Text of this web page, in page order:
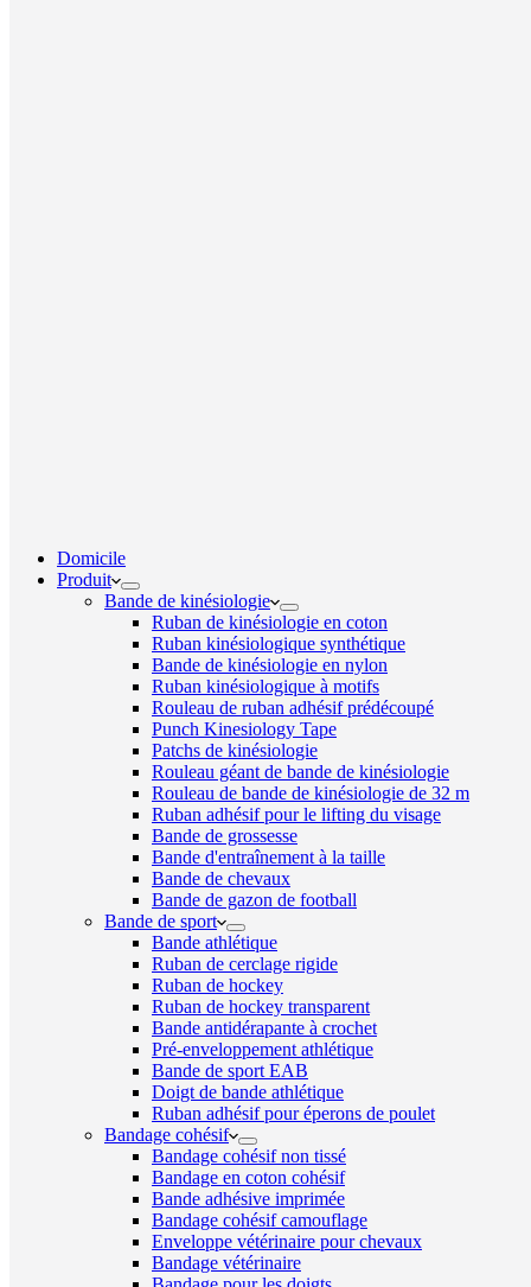
Domicile
Produit
Bande de kinésiologie
Ruban de kinésiologie en coton
Ruban kinésiologique synthétique
Bande de kinésiologie en nylon
Ruban kinésiologique à motifs
Rouleau de ruban adhésif prédécoupé
Punch Kinesiology Tape
Patchs de kinésiologie
Rouleau géant de bande de kinésiologie
Rouleau de bande de kinésiologie de 32 m
Ruban adhésif pour le lifting du visage
Bande de grossesse
Bande d'entraînement à la taille
Bande de chevaux
Bande de gazon de football
Bande de sport
Bande athlétique
Ruban de cerclage rigide
Ruban de hockey
Ruban de hockey transparent
Bande antidérapante à crochet
Pré-enveloppement athlétique
Bande de sport EAB
Doigt de bande athlétique
Ruban adhésif pour éperons de poulet
Bandage cohésif
Bandage cohésif non tissé
Bandage en coton cohésif
Bande adhésive imprimée
Bandage cohésif camouflage
Enveloppe vétérinaire pour chevaux
Bandage vétérinaire